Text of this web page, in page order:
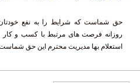
حق شماست که شرایط را به نفع خودتان
روزانه فرصت های مرتبط با کسب و کار
استعلام بها مدیریت محترم این حق